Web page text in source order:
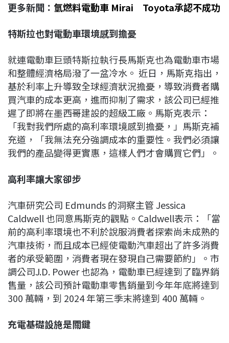
更多新聞： 氫燃料電動車 Mirai Toyota承認不成功
特斯拉也對電動車環境感到擔憂
就連電動車巨頭特斯拉執行長馬斯克也為電動車市場
和整體經濟格局潑了一盆冷水。 近日，馬斯克指出，
基於利率上升導致全球經濟狀況擔憂，導致消費者購
買汽車的成本更高，進而抑制了需求，該公司已經推
遲了即將在墨西哥建設的超級工廠。馬斯克表示：
「我對我們所處的高利率環境感到擔憂，」馬斯克補
充道，「我無法充分強調成本的重要性。我們必須讓
我們的產品變得更實惠，這樣人們才會購買它們」。
高利率讓大家卻步
汽車研究公司 Edmunds 的洞察主管 Jessica
Caldwell 也同意馬斯克的觀點。Caldwell表示：「當
前的高利率環境也不利於說服消費者探索尚未成熟的
汽車技術，而且成本已經使電動汽車超出了許多消費
者的承受範圍，消費者現在發現自己需要節約」。市
調公司J.D. Power 也認為，電動車已經達到了臨界銷
售量，該公司預計電動車零售銷量到今年年底將達到
300 萬輛，到 2024 年第三季末將達到 400 萬輛。
充電基礎設施是關鍵